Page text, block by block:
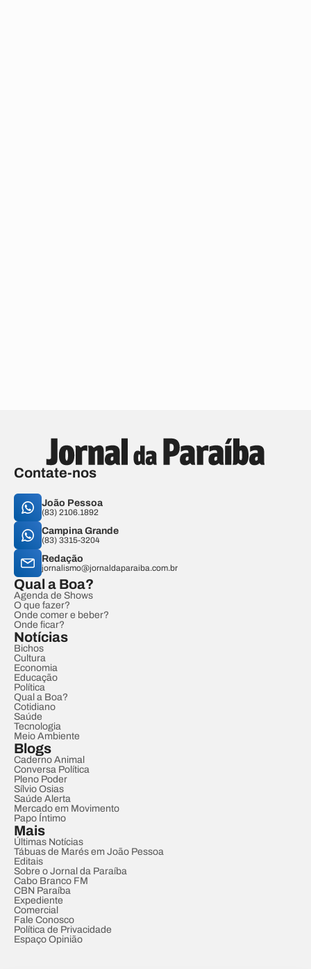
Contate-nos
João Pessoa
(83) 2106.1892
Campina Grande
(83) 3315-3204
Redação
jornalismo@jornaldaparaiba.com.br
Qual a Boa?
Agenda de Shows
O que fazer?
Onde comer e beber?
Onde ficar?
Notícias
Bichos
Cultura
Economia
Educação
Política
Qual a Boa?
Cotidiano
Saúde
Tecnologia
Meio Ambiente
Blogs
Caderno Animal
Conversa Política
Pleno Poder
Sílvio Osias
Saúde Alerta
Mercado em Movimento
Papo Íntimo
Mais
Últimas Notícias
Tábuas de Marés em João Pessoa
Editais
Sobre o Jornal da Paraíba
Cabo Branco FM
CBN Paraíba
Expediente
Comercial
Fale Conosco
Política de Privacidade
Espaço Opinião